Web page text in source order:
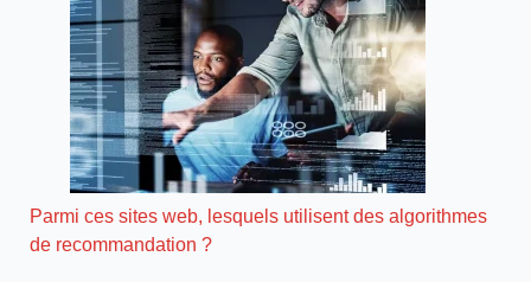
Parmi ces sites web, lesquels utilisent des algorithmes
de recommandation ?